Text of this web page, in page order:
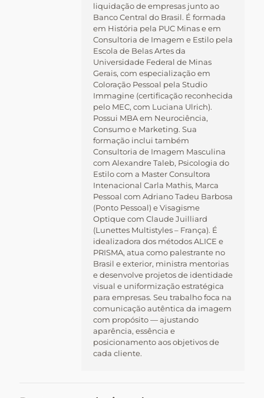
liquidação de empresas junto ao
Banco Central do Brasil. É formada
em História pela PUC Minas e em
Consultoria de Imagem e Estilo pela
Escola de Belas Artes da
Universidade Federal de Minas
Gerais, com especialização em
Coloração Pessoal pela Studio
Immagine (certificação reconhecida
pelo MEC, com Luciana Ulrich).
Possui MBA em Neurociência,
Consumo e Marketing. Sua
formação inclui também
Consultoria de Imagem Masculina
com Alexandre Taleb, Psicologia do
Estilo com a Master Consultora
Intenacional Carla Mathis, Marca
Pessoal com Adriano Tadeu Barbosa
(Ponto Pessoal) e Visagisme
Optique com Claude Juilliard
(Lunettes Multistyles – França). É
idealizadora dos métodos ALICE e
PRISMA, atua como palestrante no
Brasil e exterior, ministra mentorias
e desenvolve projetos de identidade
visual e uniformização estratégica
para empresas. Seu trabalho foca na
comunicação autêntica da imagem
com propósito — ajustando
aparência, essência e
posicionamento aos objetivos de
cada cliente.